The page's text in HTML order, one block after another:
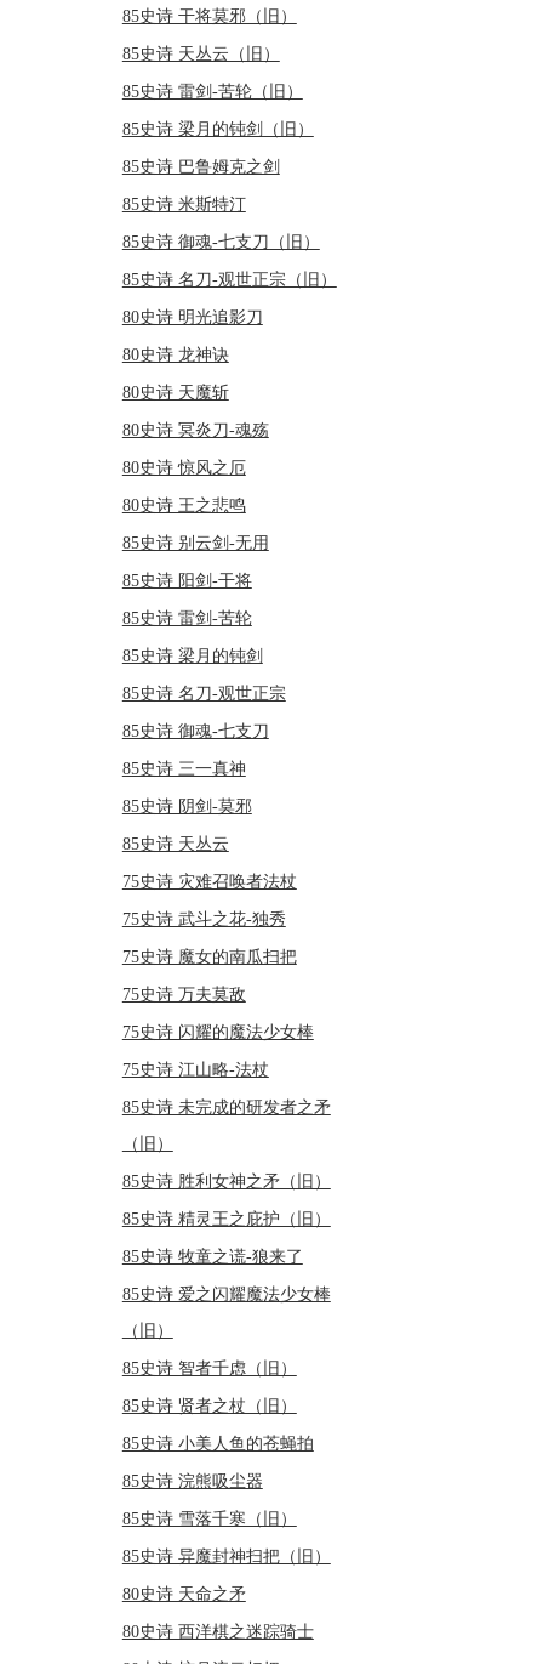
85史诗 干将莫邪（旧）
85史诗 天丛云（旧）
85史诗 雷剑-苦轮（旧）
85史诗 梁月的钝剑（旧）
85史诗 巴鲁姆克之剑
85史诗 米斯特汀
85史诗 御魂-七支刀（旧）
85史诗 名刀-观世正宗（旧）
80史诗 明光追影刀
80史诗 龙神诀
80史诗 天魔斩
80史诗 冥炎刀-魂殇
80史诗 惊风之厄
80史诗 王之悲鸣
85史诗 别云剑-无用
85史诗 阳剑-干将
85史诗 雷剑-苦轮
85史诗 梁月的钝剑
85史诗 名刀-观世正宗
85史诗 御魂-七支刀
85史诗 三一真神
85史诗 阴剑-莫邪
85史诗 天丛云
75史诗 灾难召唤者法杖
75史诗 武斗之花-独秀
75史诗 魔女的南瓜扫把
75史诗 万夫莫敌
75史诗 闪耀的魔法少女棒
75史诗 江山略-法杖
85史诗 未完成的研发者之矛
（旧）
85史诗 胜利女神之矛（旧）
85史诗 精灵王之庇护（旧）
85史诗 牧童之谎-狼来了
85史诗 爱之闪耀魔法少女棒
（旧）
85史诗 智者千虑（旧）
85史诗 贤者之杖（旧）
85史诗 小美人鱼的苍蝇拍
85史诗 浣熊吸尘器
85史诗 雪落千寒（旧）
85史诗 异魔封神扫把（旧）
80史诗 天命之矛
80史诗 西洋棋之迷踪骑士